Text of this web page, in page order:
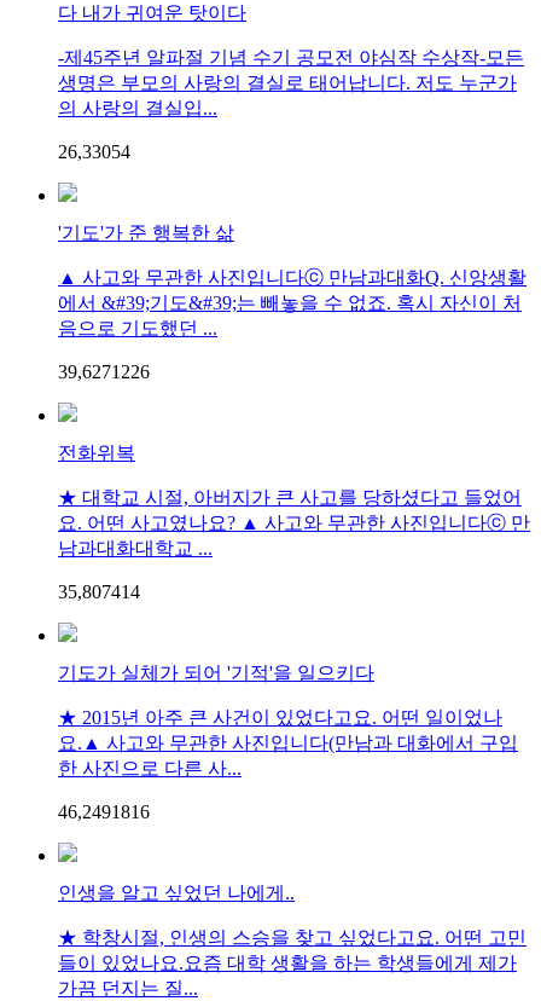
다 내가 귀여운 탓이다
-제45주년 알파절 기념 수기 공모전 야심작 수상작-모든
생명은 부모의 사랑의 결실로 태어납니다. 저도 누군가
의 사랑의 결실입...
26,33054
'기도'가 준 행복한 삶
▲ 사고와 무관한 사진입니다ⓒ 만남과대화Q. 신앙생활
에서 &#39;기도&#39;는 빼놓을 수 없죠. 혹시 자신이 처
음으로 기도했던 ...
39,6271226
전화위복
★ 대학교 시절, 아버지가 큰 사고를 당하셨다고 들었어
요. 어떤 사고였나요? ▲ 사고와 무관한 사진입니다ⓒ 만
남과대화대학교 ...
35,807414
기도가 실체가 되어 '기적'을 일으키다
★ 2015년 아주 큰 사건이 있었다고요. 어떤 일이었나
요.▲ 사고와 무관한 사진입니다(만남과 대화에서 구입
한 사진으로 다른 사...
46,2491816
인생을 알고 싶었던 나에게..
★ 학창시절, 인생의 스승을 찾고 싶었다고요. 어떤 고민
들이 있었나요.요즘 대학 생활을 하는 학생들에게 제가
가끔 던지는 질...